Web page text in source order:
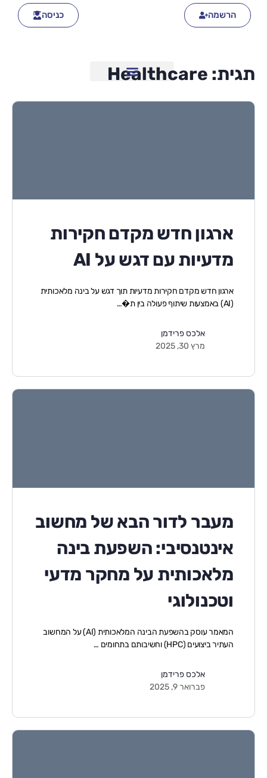
הרשמה כניסה
תגית: Healthcare
ארגון חדש מקדם חקירות
מדעיות עם דגש על AI
ארגון חדש מקדם חקירות מדעיות תוך דגש על בינה מלאכותית
(AI) באמצעות שיתוף פעולה בין ת�…
אלכס פרידמן
מרץ 30, 2025
מעבר לדור הבא של מחשוב
אינטנסיבי: השפעת בינה
מלאכותית על מחקר מדעי
וטכנולוגי
המאמר עוסק בהשפעת הבינה המלאכותית (AI) על המחשוב
העתיר ביצועים (HPC) וחשיבותם בתחומים …
אלכס פרידמן
פברואר 9, 2025